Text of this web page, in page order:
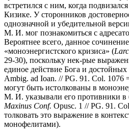
встретился с ним, когда
Кизике. У сторонников
однозначной и убедительной
М. И. мог познакомиться с
Вероятнее всего, данное
«моноэнергистского кризиса» (
29-30), поскольку нек-рые
единое действие Бога и
Ambig. ad Ioan. // PG. 91. Col. 1076
могут быть истолкованы в
М. И. указывали его противники в
Maxinus Conf. Opusc. 1 // PG. 91.
толковать это выражение в
монофелитами).